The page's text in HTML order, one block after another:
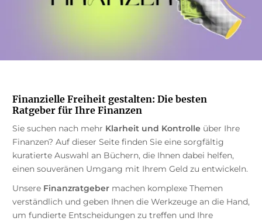
Finanzielle Freiheit gestalten: Die besten
Ratgeber für Ihre Finanzen
Sie suchen nach mehr Klarheit und Kontrolle über Ihre
Finanzen? Auf dieser Seite finden Sie eine sorgfältig
kuratierte Auswahl an Büchern, die Ihnen dabei helfen,
einen souveränen Umgang mit Ihrem Geld zu entwickeln.
Unsere Finanzratgebermachen komplexe Themen
verständlich und geben Ihnen die Werkzeuge an die Hand,
um fundierte Entscheidungen zu treffen und Ihre